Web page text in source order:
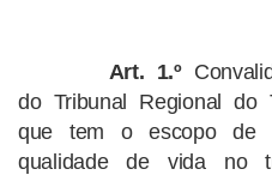
Art. 1.º
do Tribunal Regional do
que tem o escopo de
qualidade de vida no